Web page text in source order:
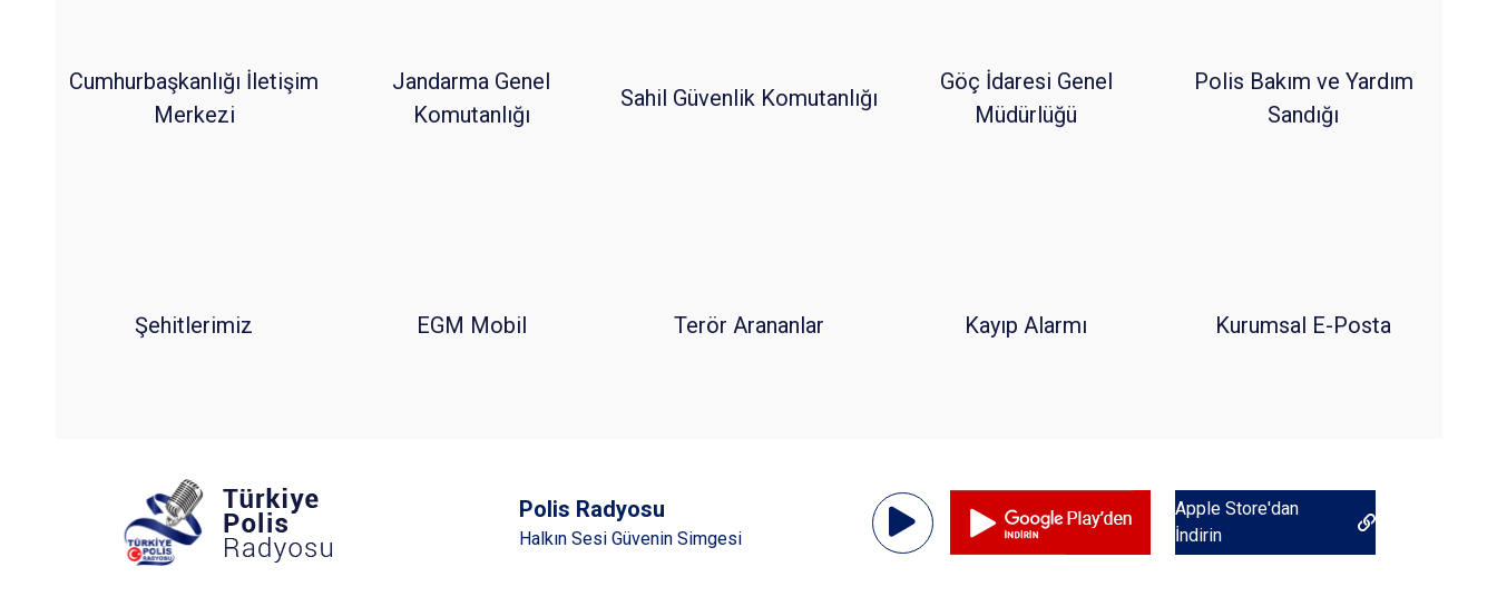
Cumhurbaşkanlığı İletişim
Merkezi
Jandarma Genel
Komutanlığı
Sahil Güvenlik Komutanlığı
Göç İdaresi Genel
Müdürlüğü
Polis Bakım ve Yardım
Sandığı
Şehitlerimiz EGM Mobil Terör Arananlar Kayıp Alarmı Kurumsal E-Posta
Polis Radyosu
Halkın Sesi Güvenin Simgesi
Ses
Oynatıcı
‎Apple Store'dan
İndirin